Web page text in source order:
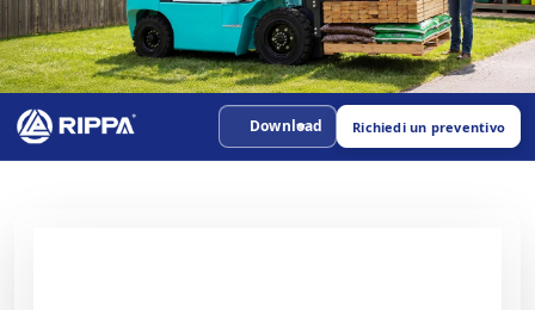
Download Richiedi un preventivo